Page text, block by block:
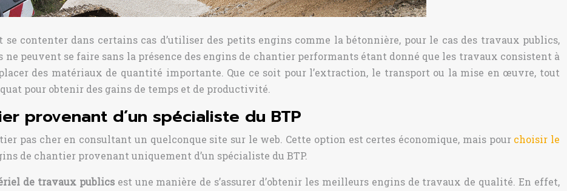
contenter dans certains cas d’utiliser des petits engins comme la bétonnière, pour le cas des travaux publics,
ne peuvent se faire sans la présence des engins de chantier performants étant donné que les travaux consistent à
des matériaux de quantité importante. Que ce soit pour l’extraction, le transport ou la mise en œuvre, tout
pour obtenir des gains de temps et de productivité.
provenant d’un spécialiste du BTP
pas cher en consultant un quelconque site sur le web. Cette option est certes économique, mais pour choisir le
de chantier provenant uniquement d’un spécialiste du BTP.
de travaux publicsest une manière de s’assurer d’obtenir les meilleurs engins de travaux de qualité. En effet,